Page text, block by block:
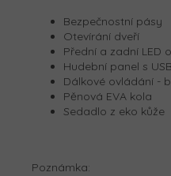
Bezpečnostní pásy
Otevírání dveří
Přední a zadní LED
Hudební panel s
Dálkové ovládání -
Pěnová EVA kola
Sedadlo z eko kůže
Poznámka: